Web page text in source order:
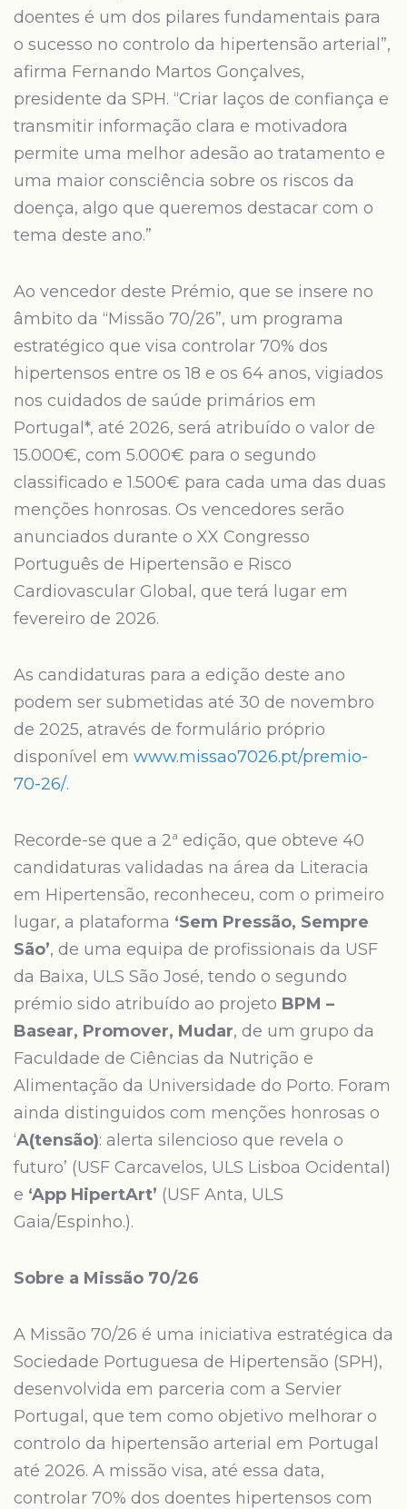
doentes é um dos pilares fundamentais para
o sucesso no controlo da hipertensão arterial”,
afirma Fernando Martos Gonçalves,
presidente da SPH. “Criar laços de confiança e
transmitir informação clara e motivadora
permite uma melhor adesão ao tratamento e
uma maior consciência sobre os riscos da
doença, algo que queremos destacar com o
tema deste ano.”
Ao vencedor deste Prémio, que se insere no
âmbito da “Missão 70/26”, um programa
estratégico que visa controlar 70% dos
hipertensos entre os 18 e os 64 anos, vigiados
nos cuidados de saúde primários em
Portugal*, até 2026, será atribuído o valor de
15.000€, com 5.000€ para o segundo
classificado e 1.500€ para cada uma das duas
menções honrosas. Os vencedores serão
anunciados durante o XX Congresso
Português de Hipertensão e Risco
Cardiovascular Global, que terá lugar em
fevereiro de 2026.
As candidaturas para a edição deste ano
podem ser submetidas até 30 de novembro
de 2025, através de formulário próprio
disponível em www.missao7026.pt/premio-
70-26/.
Recorde-se que a 2ª edição, que obteve 40
candidaturas validadas na área da Literacia
em Hipertensão, reconheceu, com o primeiro
lugar, a plataforma ‘Sem Pressão, Sempre
São’, de uma equipa de profissionais da USF
da Baixa, ULS São José, tendo o segundo
prémio sido atribuído ao projeto BPM –
Basear, Promover, Mudar, de um grupo da
Faculdade de Ciências da Nutrição e
Alimentação da Universidade do Porto. Foram
ainda distinguidos com menções honrosas o
‘A(tensão): alerta silencioso que revela o
futuro’ (USF Carcavelos, ULS Lisboa Ocidental)
e ‘App HipertArt’ (USF Anta, ULS
Gaia/Espinho.).
Sobre a Missão 70/26
A Missão 70/26 é uma iniciativa estratégica da
Sociedade Portuguesa de Hipertensão (SPH),
desenvolvida em parceria com a Servier
Portugal, que tem como objetivo melhorar o
controlo da hipertensão arterial em Portugal
até 2026. A missão visa, até essa data,
controlar 70% dos doentes hipertensos com